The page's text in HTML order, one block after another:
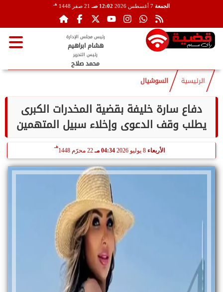
الجمعة 12:02 صـ 21 صفر 1448 هـ
رئيس مجلس الإدارة
هشام ابراهيم
رئيس التحرير
محمد صلاح
الرئيسية السوشيال
دفاع سارة خليفة بقضية المخدرات الكبرى
يطلب وقف الدعوى وإخلاء سبيل المتهمين
الأربعاء 04:34 مـ 22 محرّم 1448
هـ